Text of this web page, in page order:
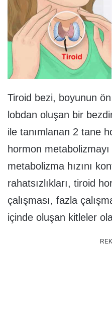
Tiroid bezi, boyunun
lobdan oluşan bir
ile tanımlanan 2 tane
hormon
metabolizma hızını
rahatsızlıkları, tiroid
çalışması, fazla
içinde oluşan kitleler